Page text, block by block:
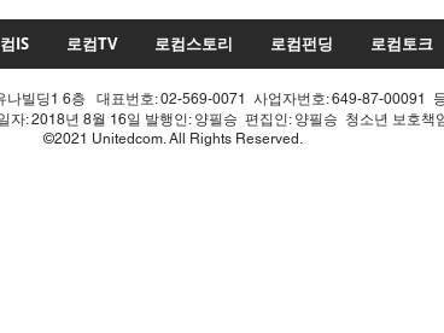
IS 로컴TV 로컴스토리 로컴펀딩 로컴토크
나빌딩1 6층 대표번호: 02-569-0071 사업자번호: 649-87-00091
자: 2018년 8월 16일 발행인: 양필승 편집인: 양필승 청소년 보호
©2021 Unitedcom. All Rights Reserved.